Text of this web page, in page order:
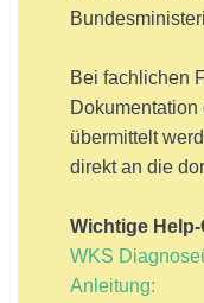
Bei fachlichen
übermittelt
direkt an die
Wichtige
WKS
Anleitung: